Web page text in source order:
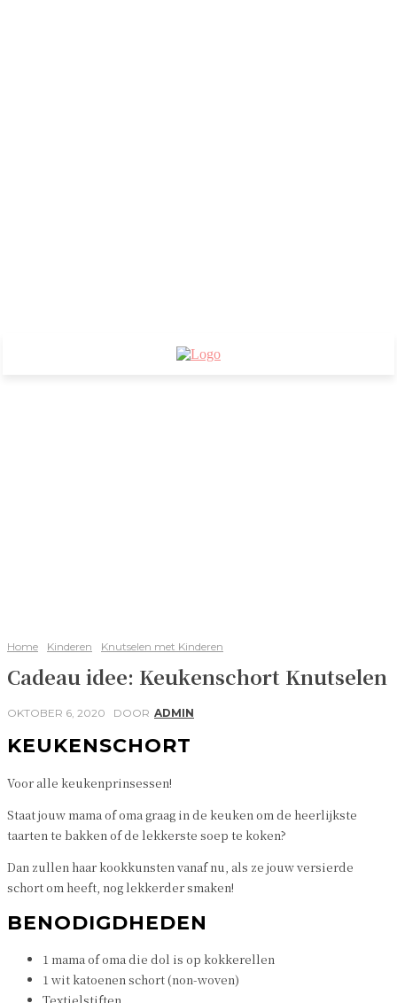
Home Kinderen Knutselen met Kinderen
Cadeau idee: Keukenschort Knutselen
OKTOBER 6, 2020 DOOR ADMIN
KEUKENSCHORT
Voor alle keukenprinsessen!
Staat jouw mama of oma graag in de keuken om de heerlijkste
taarten te bakken of de lekkerste soep te koken?
Dan zullen haar kookkunsten vanaf nu, als ze jouw versierde
schort om heeft, nog lekkerder smaken!
BENODIGDHEDEN
1 mama of oma die dol is op kokkerellen
1 wit katoenen schort (non-woven)